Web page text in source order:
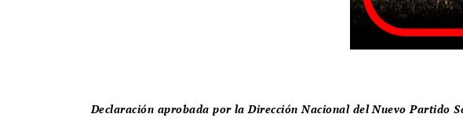
Declaración aprobada por la Dirección Nacional del Nuevo Partido